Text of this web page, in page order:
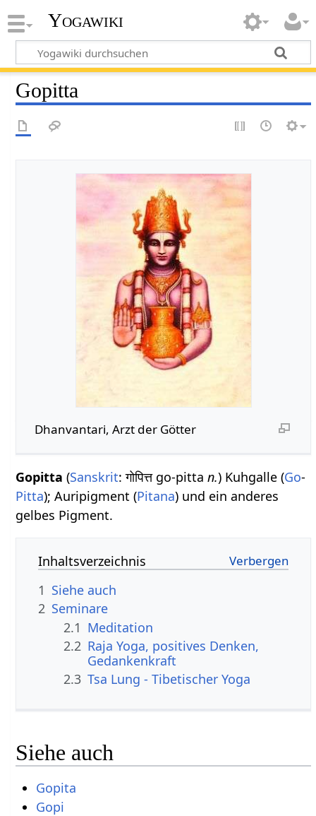
Yogawiki
Gopitta
Dhanvantari, Arzt der Götter
Gopitta (Sanskrit: गोपित्त go-pittan.) Kuhgalle (Go-
Pitta); Auripigment (Pitana) und ein anderes
gelbes Pigment.
Inhaltsverzeichnis
1 Siehe auch
2 Seminare
2.1 Meditation
2.2 Raja Yoga, positives Denken,
Gedankenkraft
2.3 Tsa Lung - Tibetischer Yoga
Siehe auch
Gopita
Gopi